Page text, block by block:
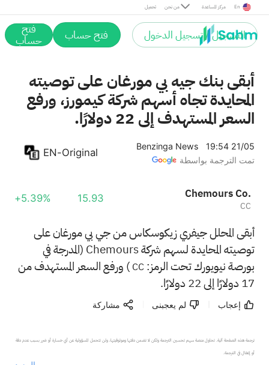
تحميل من نحن مركز المساعدة En
التسجيل / تسجيل الدخول فتح حساب فتح
حساب
أبقى بنك جيه بي مورغان على توصيته
المحايدة تجاه أسهم شركة كيمورز، ورفع
السعر المستهدف إلى 22 دولارًا.
Benzinga News
19:54 21/05
تمت الترجمة بواسطة
EN-Original
Chemours Co.
CC
15.93
+5.39%
أبقى المحلل جيفري زيكوسكاس من جي بي مورغان على
توصيته المحايدة لسهم شركة Chemours (المدرجة في
بورصة نيويورك تحت الرمز: CC) ورفع السعر المستهدف من
17 دولارًا إلى 22 دولارًا.
إعجاب لم يعجبنى مشاركة
ترجمة هذه الصفحة آلية. تحاول منصة سهم تحسين الترجمة ولكن لا تضمن دقتها وموثوقيتها، ولن تتحمل المسؤولية عن أي خسارة أو ضرر بسبب عدم دقة
أو إغفال في الترجمة.